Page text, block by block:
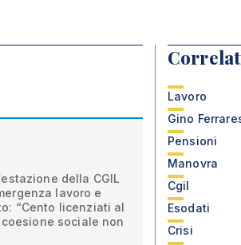
della CGIL
lavoro e
“Cento licenziati al
sociale non
Lavoro
Gino
Pensioni
Manovra
Cgil
Esodati
Crisi